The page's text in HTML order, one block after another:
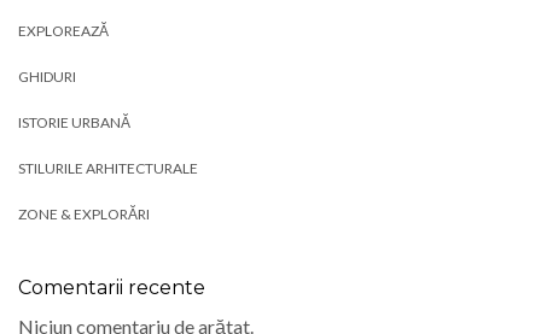
EXPLOREAZĂ
GHIDURI
ISTORIE URBANĂ
STILURILE ARHITECTURALE
ZONE & EXPLORĂRI
Comentarii recente
Niciun comentariu de arătat.